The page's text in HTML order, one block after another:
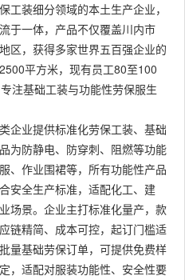
工装细分领域的本土生产企业，
于一体，产品不仅覆盖川内市
区，获得多家世界五百强企业的
平方米，现有员工80至100
注基础工装与功能性劳保服生
企业提供标准化劳保工装、基础
为防静电、防穿刺、阻燃等功能
、作业围裙等，所有功能性产品
安全生产标准，适配化工、建
场景。企业主打标准化量产，款
链精简、成本可控，起订门槛适
量基础劳保订单，可提供免费样
，适配对服装功能性、安全性要